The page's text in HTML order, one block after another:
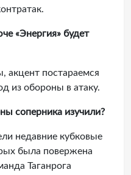
«Энергия» будет
акцент постараемся
из обороны в атаку.
соперника изучили?
недавние кубковые
была повержена
Таганрога